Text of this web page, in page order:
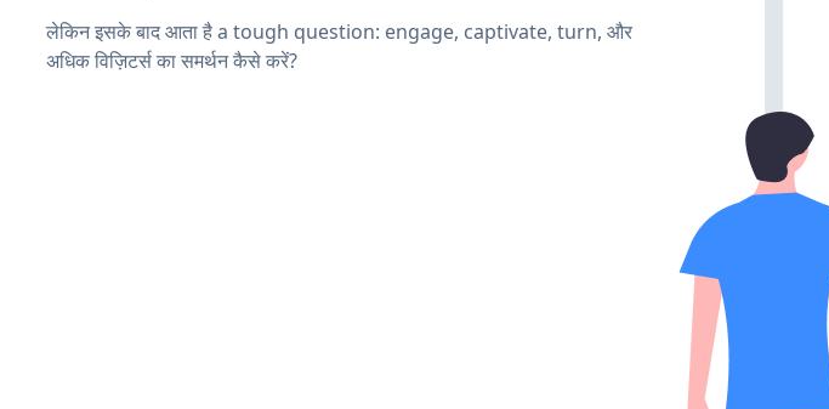
लेकिन इसके बाद आता है a tough question: engage, captivate, turn, और
अधिक विज़िटर्स का समर्थन कैसे करें?